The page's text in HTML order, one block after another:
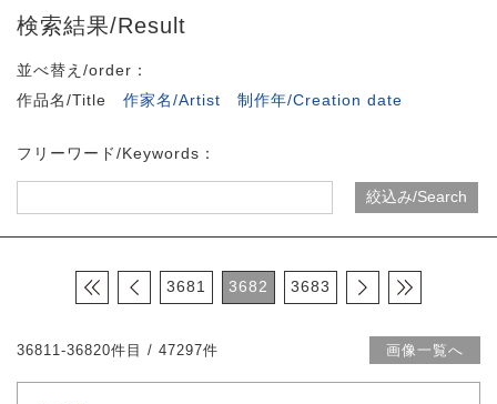
検索結果/Result
並べ替え/order：
作品名/Title
作家名/Artist 制作年/Creation date
フリーワード/Keywords：
3681 3682 3683
36811-36820件目 / 47297件 画像一覧へ